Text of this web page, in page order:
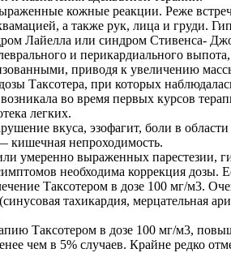
кожные реакции. Реже
а также рук, лица и груди.
Лайелла или синдром Стивенса-
и перикардиального
приводя к увеличению
Таксотера, при которых
во время первых курсов
легких.
вкуса, эзофагит, боли в
кишечная непроходимость.
умеренно выраженных парестезии,
необходима коррекция
Таксотером в дозе 100 мг/м3.
тахикардия, мерцательная
Таксотером в дозе 100 мг/м3,
чем в 5% случаев. Крайне редко